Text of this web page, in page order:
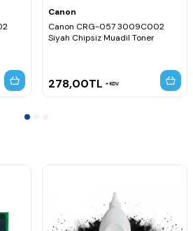
sözleşme ve fatura baskılarında
kullanım avantajı sunar.
Canon
Canon CRG-057 3009C002
Siyah Chipsiz Muadil Toner
278,00TL KDV